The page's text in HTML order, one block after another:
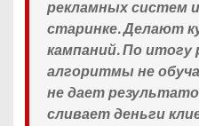
рекламных систем
старинке. Делают
кампаний. По итогу
алгоритмы не
не дает
сливает деньги